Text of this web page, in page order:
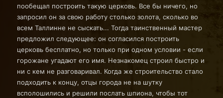
пообещал построить такую церковь. Все бы ничего, но
запросил он за свою работу столько золота, сколько во
всем Таллинне не сыскать... Тогда таинственный мастер
предложил следующее: он согласился построить
церковь бесплатно, но только при одном условии - если
горожане угадают его имя. Незнакомец строил быстро и
ни с кем не разговаривал. Когда же строительство стало
подходить к концу, отцы города не на шутку
всполошились и решили послать шпиона, чтобы тот